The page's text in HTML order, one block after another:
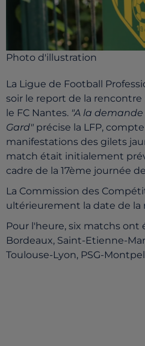
Photo d'illustration
La Ligue de Football
soir le report de la
le FC Nantes. "A la
Gard" précise la LFP,
manifestations des gilets
match était initialement
cadre de la 17ème journée
La Commission des
ultérieurement la date de la
Pour l'heure, six matchs ont
Bordeaux, Saint-Etienne-
Toulouse-Lyon, PSG-